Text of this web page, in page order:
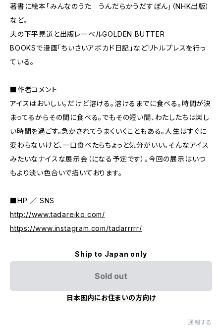
著書に絵本「みんなのうた うんだらかうだすぽん」（NHK出版）
など。
夫の下平晃道と出版レーベルGOLDEN BUTTER
BOOKSで漫画「ちいさいアボカド日記」などリトルプレスを行っ
ている。
■作者コメント
アイスはおいしい。だけど溶ける。溶けるまでに食べる。時間が決
まってるからその間に食べる。でもその短い間、わたしたちは楽し
い時間を過ごす。急かされてうまくいくこともある。人生はすぐに
変わらないけど、一口食べたらちょっと気分がいい。そんなアイス
みたいなナイスな展示会（になる予定です）。今回の展示はいつ
もより淡い色合いで描いております。
■HP ／ SNS
http://www.tadareiko.com/
https://www.instagram.com/tadarrrrr/
Ship to Japan only
Sold out
日本国内にお住まいの方向け
通報する